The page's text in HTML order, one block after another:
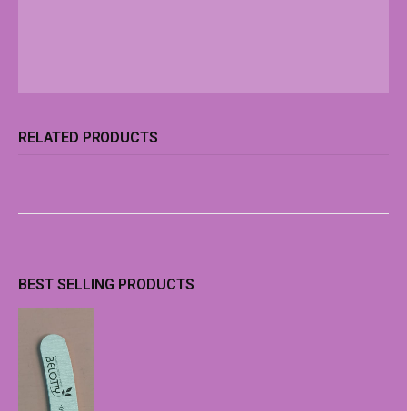
RELATED PRODUCTS
BEST SELLING PRODUCTS